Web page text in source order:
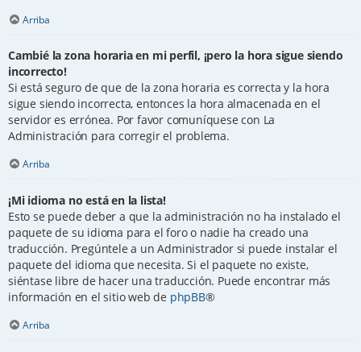
Arriba
Cambié la zona horaria en mi perfil, ¡pero la hora sigue siendo
incorrecto!
Si está seguro de que de la zona horaria es correcta y la hora
sigue siendo incorrecta, entonces la hora almacenada en el
servidor es errónea. Por favor comuníquese con La
Administración para corregir el problema.
Arriba
¡Mi idioma no está en la lista!
Esto se puede deber a que la administración no ha instalado el
paquete de su idioma para el foro o nadie ha creado una
traducción. Pregúntele a un Administrador si puede instalar el
paquete del idioma que necesita. Si el paquete no existe,
siéntase libre de hacer una traducción. Puede encontrar más
información en el sitio web de phpBB®
Arriba